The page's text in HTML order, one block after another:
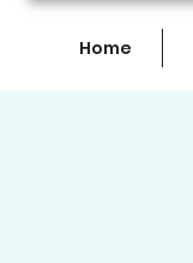
Home